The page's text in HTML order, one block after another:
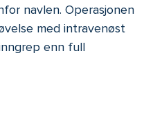
navlen. Operasjonen
med intravenøst
enn full